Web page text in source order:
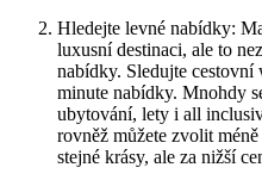
Hledejte levné nabídky:
luxusní destinaci, ale to
nabídky. Sledujte​ cestovní
minute nabídky. Mnohdy
ubytování, lety i all
rovněž můžete zvolit
stejné​ krásy, ale za nižší⁢